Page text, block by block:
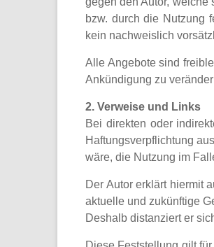
bzw. durch die Nutzung
kein nachweislich
Alle Angebote sind
Ankündigung zu
2. Verweise und Links
Bei direkten oder
Haftungsverpflichtung
wäre, die Nutzung im
Der Autor erklärt hiermit
aktuelle und zukünftige
Deshalb distanziert er